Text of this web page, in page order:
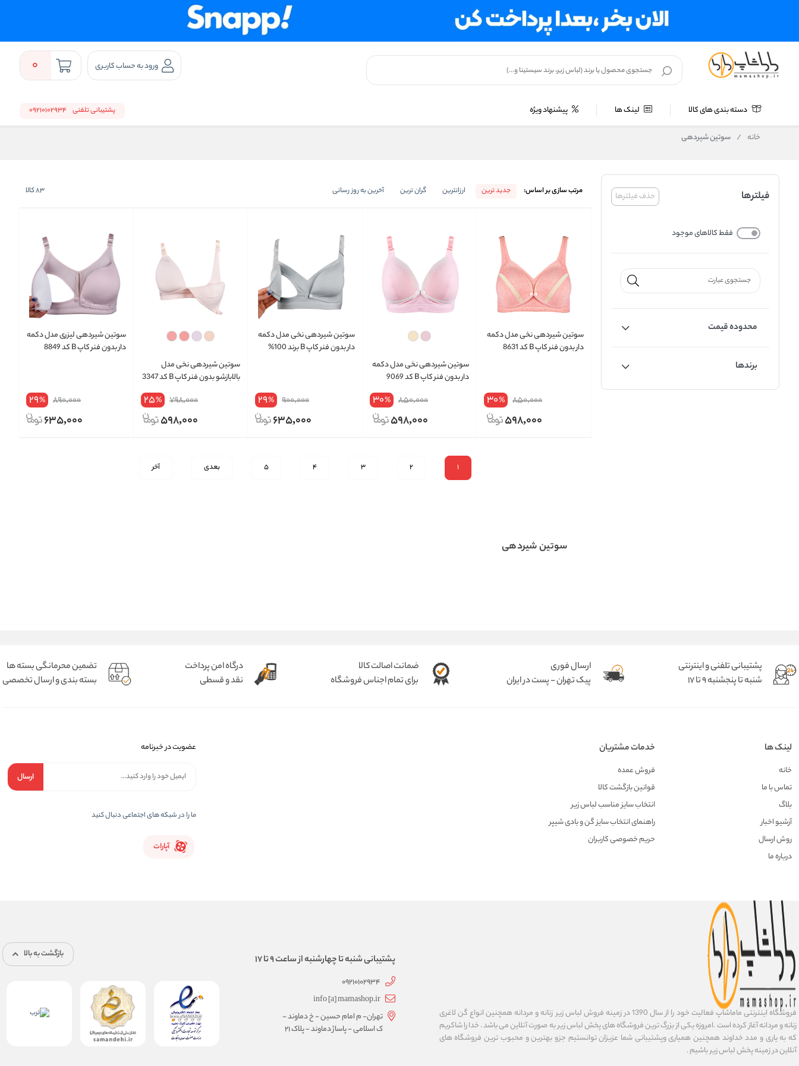
ورود به حساب کاربری 0
دسته بندی های کالا لینک ها پیشنهاد ویژه پشتیبانی تلفنی 09210102934
خانه / سوتین شیردهی
حذف فیلترها فیلترها
فقط کالاهای موجود
محدوده قیمت
برندها
مرتب سازی بر اساس: جدید ترین ارزانترین گران ترین آخرین به روز رسانی 83کالا
سوتین شیردهی نخی مدل دکمه
دار بدون فنر کاپ B کد 8631
850,000
30%
598,000
سوتین شیردهی نخی مدل دکمه
دار بدون فنر کاپ B کد 9069
850,000
30%
598,000
سوتین شیردهی نخی مدل دکمه
دار بدون فنر کاپ B برند 100%
900,000
29%
635,000
سوتین شیردهی نخی مدل
بالابازشو بدون فنر کاپ B کد 3347
798,000
25%
598,000
سوتین شیردهی لیزری مدل دکمه
دار بدون فنر کاپ B کد 8849
890,000
29%
635,000
1
2
3
4
5 بعدی آخر
سوتین شیردهی
پشتیبانی تلفنی و اینترنتی
شنبه تا پنجشنبه 9 تا 17
ارسال فوری
پیک تهران - پست در ایران
ضمانت اصالت کالا
برای تمام اجناس فروشگاه
درگاه امن پرداخت
نقد و قسطی
تضمین محرمانگی بسته ها
بسته بندی و ارسال تخصصی
لینک ها
خانه
تماس با ما
بلاگ
آرشیو اخبار
روش ارسال
درباره ما
خدمات مشتریان
فروش عمده
قوانین بازگشت کالا
انتخاب سایز مناسب لباس زیر
راهنمای انتخاب سایز گن و بادی شیپر
حریم خصوصی کاربران
عضویت در خبرنامه
ارسال
ما را در شبکه های اجتماعی دنبال کنید
آپارات
فروشگاه اینترنتی ماماشاپ فعالیت خود را از سال 1390 در زمینه فروش لباس زیر زنانه و مردانه همچنین انواع گن لاغری
زنانه و مردانه آغاز کرده است .امروزه یکی از بزرگ ترین فروشگاه های پخش لباس زیر به صورت آنلاین می باشد . خدا را شاکریم
که به یاری و مدد خداوند همچنین همیاری وپشتیبانی شما عزیزان توانستیم جزو بهترین و محبوب ترین فروشگاه های
آنلاین در زمینه پخش لباس زیر باشیم .
پشتیبانی شنبه تا چهارشنبه از ساعت 9 تا 17
09210102934
info [a] mamashop.ir
تهران- م امام حسین - خ دماوند -
ک اسلامی - پاساژ دماوند - پلاک 21
بازگشت به بالا